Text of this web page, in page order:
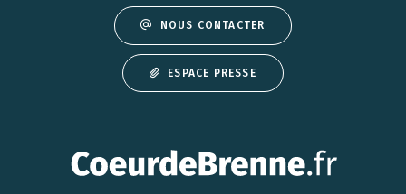
NOUS CONTACTER
ESPACE PRESSE